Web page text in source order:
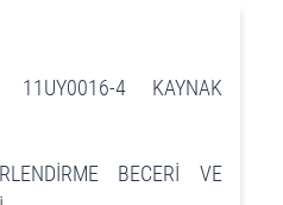
11UY0016-4 KAYNAK
BECERİ VE